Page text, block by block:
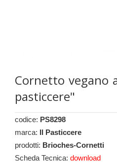
Cornetto vegano
pasticcere"
codice: PS8298
marca: Il Pasticcere
prodotti: Brioches-Cornetti
Scheda Tecnica: download